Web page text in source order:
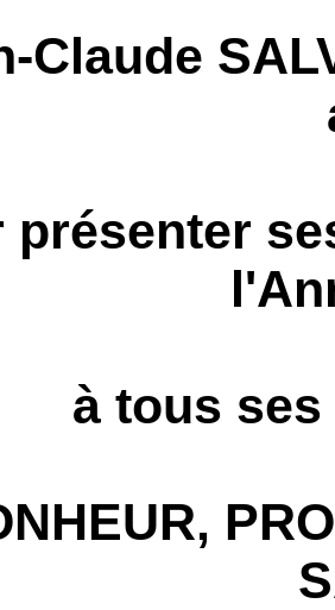
Claude
présenter
à tous